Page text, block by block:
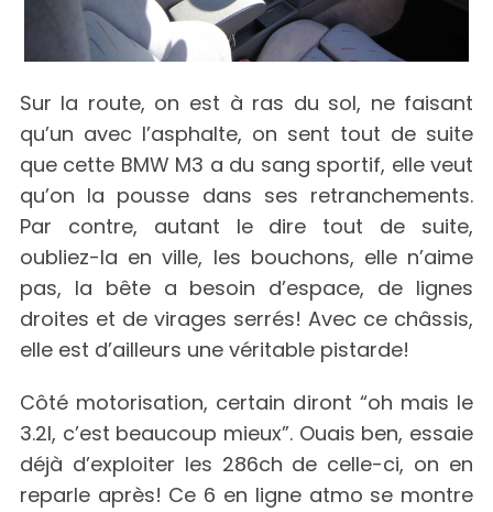
Sur la route, on est à ras du sol, ne faisant
qu’un avec l’asphalte, on sent tout de suite
que cette BMW M3 a du sang sportif, elle veut
qu’on la pousse dans ses retranchements.
Par contre, autant le dire tout de suite,
oubliez-la en ville, les bouchons, elle n’aime
pas, la bête a besoin d’espace, de lignes
droites et de virages serrés! Avec ce châssis,
elle est d’ailleurs une véritable pistarde!
Côté motorisation, certain diront “oh mais le
3.2l, c’est beaucoup mieux”. Ouais ben, essaie
déjà d’exploiter les 286ch de celle-ci, on en
reparle après! Ce 6 en ligne atmo se montre